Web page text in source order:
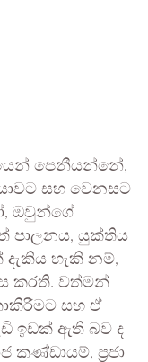
පෙනීයන්නේ,
සහ වෙනසට
ඔවුන්ගේ
පාලනය, යුක්තිය
හැකි නම්,
කරති. වත්මන්
සහ ඒ
ඉඩක් ඇති බව ද
කණ්ඩායම්, ප්‍රජා